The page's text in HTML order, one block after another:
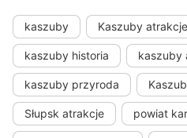
kaszuby Kaszuby atrakcje
kaszuby historia kaszuby
kaszuby przyroda
Słupsk atrakcje powiat